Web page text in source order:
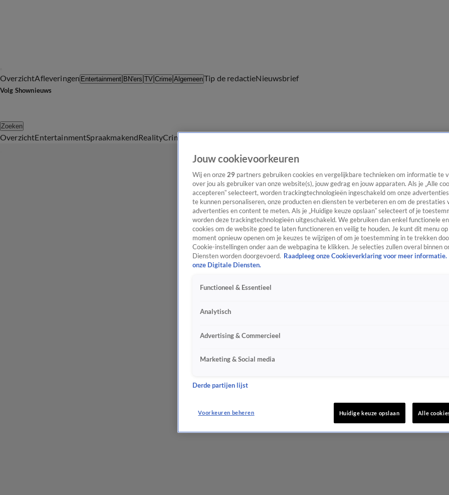
OverzichtAfleveringen Entertainment BN'ers TV Crime AlgemeenTip de redactieNieuwsbrief
Volg Shownieuws
Zoeken
OverzichtEntertainmentSpraakmakendRealityCrime
Jouw cookievoorkeuren
Wij en onze 29 partners gebruiken cookies en vergelijkbare technieken om informatie te
over jou als gebruiker van onze website(s), jouw gedrag en jouw apparaten. Als je „Alle
accepteren” selecteert, worden trackingtechnologieën ingeschakeld om onze
te kunnen personaliseren, onze producten en diensten te verbeteren en om de prestaties
advertenties en content te meten. Als je „Huidige keuze opslaan” selecteert of je
worden deze trackingtechnologieën uitgeschakeld. We gebruiken dan enkel functionele
cookies om de website goed te laten functioneren en veilig te houden. Je kunt dit menu
moment opnieuw openen om je keuzes te wijzigen of om je toestemming in te trekken
Cookie-instellingen onder aan de webpagina te klikken. Je selecties zullen overal binnen
Diensten worden doorgevoerd. Raadpleeg onze Cookieverklaring voor meer informatie.
onze Digitale Diensten.
Functioneel & Essentieel
Analytisch
Advertising & Commercieel
Marketing & Social media
Derde partijen lijst
Voorkeuren beheren Huidige keuze opslaan Alle